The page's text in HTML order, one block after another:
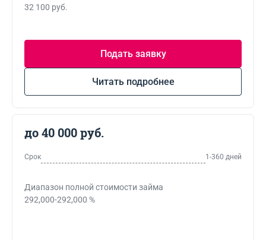
32 100 руб.
Подать заявку
Читать подробнее
до 40 000 руб.
Срок 1-360 дней
Диапазон полной стоимости займа
292,000-292,000 %